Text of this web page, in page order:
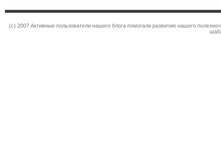
(c) 2007 Активные пользователи нашего блога помогали развитию нашего